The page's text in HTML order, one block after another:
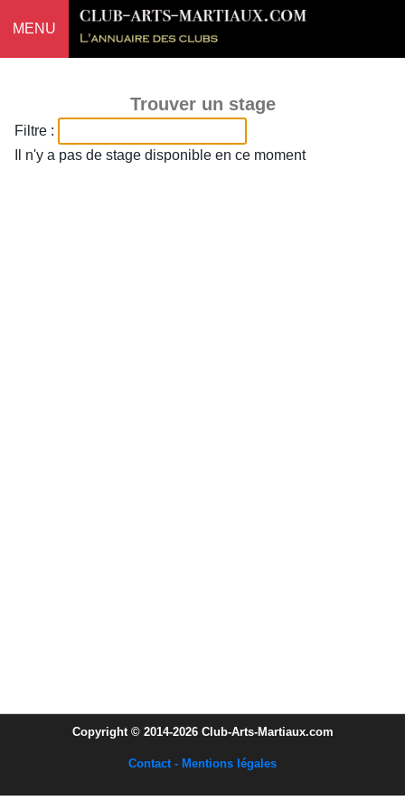
MENU
Trouver un stage
Filtre :
Il n'y a pas de stage disponible en ce moment
Copyright © 2014-2026 Club-Arts-Martiaux.com
Contact - Mentions légales